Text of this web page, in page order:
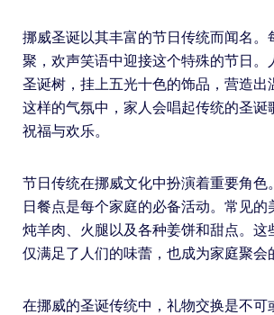
挪威圣诞以其丰富的节日传统而闻名。
聚，欢声笑语中迎接这个特殊的节日。
圣诞树，挂上五光十色的饰品，营造出
这样的气氛中，家人会唱起传统的圣诞
祝福与欢乐。
节日传统在挪威文化中扮演着重要角色
日餐点是每个家庭的必备活动。常见的
炖羊肉、火腿以及各种姜饼和甜点。这
仅满足了人们的味蕾，也成为家庭聚会
在挪威的圣诞传统中，礼物交换是不可